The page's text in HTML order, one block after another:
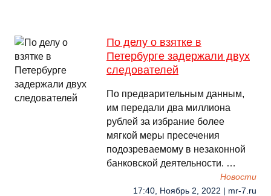
По делу о взятке в
Петербурге задержали двух
следователей
По предварительным данным,
им передали два миллиона
рублей за избрание более
мягкой меры пресечения
подозреваемому в незаконной
банковской деятельности. …
Новости
17:40, Ноябрь 2, 2022 | mr-7.ru